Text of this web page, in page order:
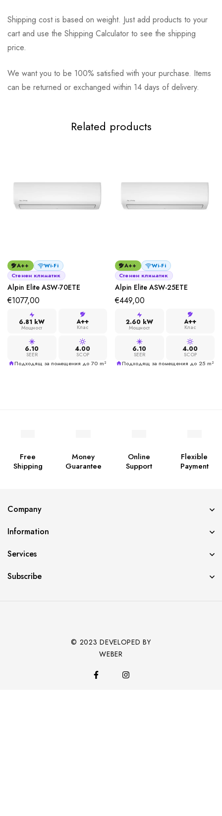
Shipping cost is based on weight. Just add products to your
cart and use the Shipping Calculator to see the shipping
price.
We want you to be 100% satisfied with your purchase. Items
can be returned or exchanged within 14 days of delivery.
Related products
A++
Wi-Fi
Стенен климатик
Alpin Elite ASW-70ETE
€1077,00
6.81 kW
Мощност
A++
Клас
6.10
SEER
4.00
SCOP
Подходящ за помещения до 70 m²
A++
Wi-Fi
Стенен климатик
Alpin Elite ASW-25ETE
€449,00
2.60 kW
Мощност
A++
Клас
6.10
SEER
4.00
SCOP
Подходящ за помещения до 25 m²
Free
Shipping
Money
Guarantee
Online
Support
Flexible
Payment
Company
Information
Services
Subscribe
© 2023 DEVELOPED BY
WEBER